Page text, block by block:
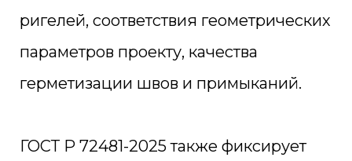
ригелей, соответствия геометрических
параметров проекту, качества
герметизации швов и примыканий.
ГОСТ Р 72481-2025 также фиксирует